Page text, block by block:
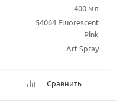
400 мл
54064 Fluorescent
Pink
Art Spray
Сравнить